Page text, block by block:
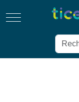
Mobile Menu